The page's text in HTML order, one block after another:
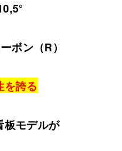
ボン（R）
を誇る
板モデルが